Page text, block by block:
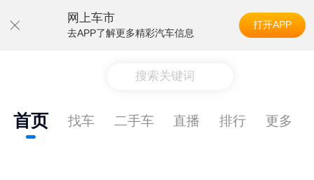
网上车市
去APP了解更多精彩汽车信息
打开APP
搜索关键词
首页 找车 二手车 直播 排行 更多